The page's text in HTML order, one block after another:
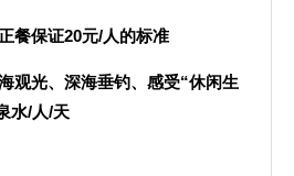
餐保证20元/人的标准
观光、深海垂钓、感受“休闲生
水/人/天